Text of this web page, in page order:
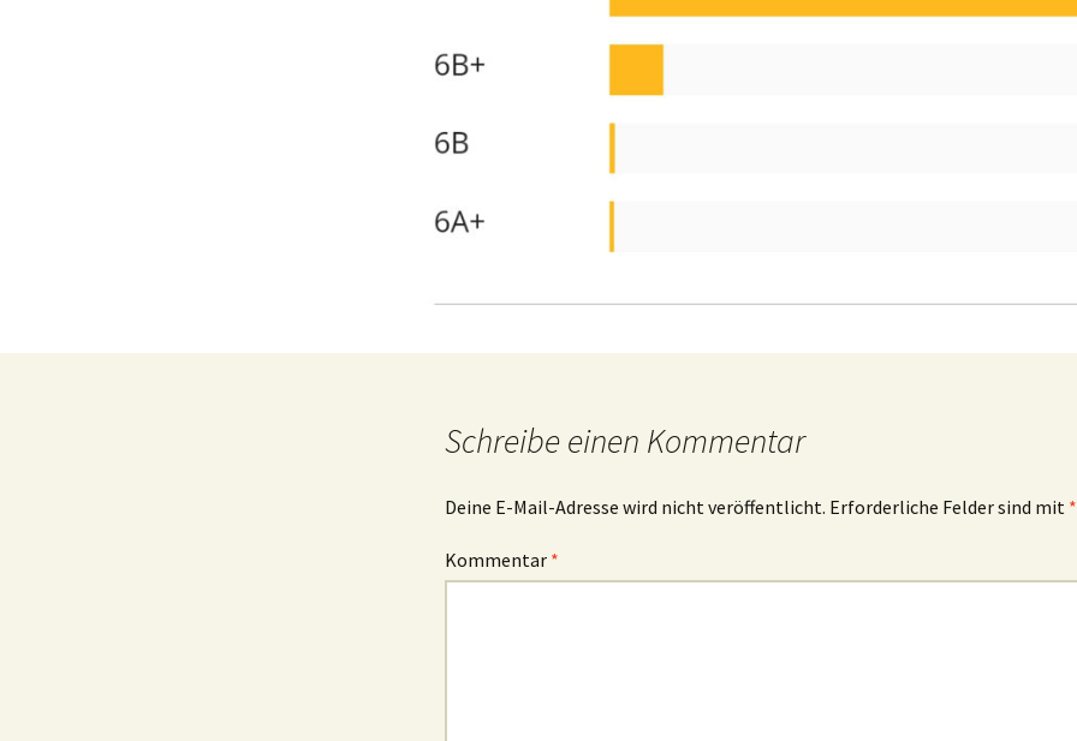
Schreibe einen Kommentar
Deine E-Mail-Adresse wird nicht veröffentlicht. Erforderliche Felder sind mit *
Kommentar *